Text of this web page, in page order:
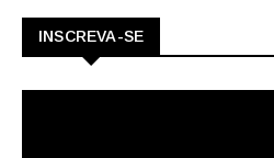
INSCREVA-SE